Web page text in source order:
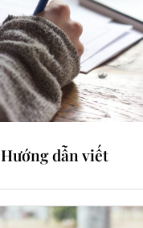
Hướng dẫn viết